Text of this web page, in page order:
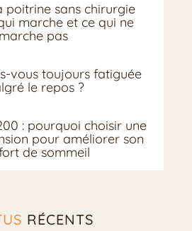
poitrine sans chirurgie
marche et ce qui ne
marche pas
vous toujours fatiguée
le repos ?
: pourquoi choisir une
pour améliorer son
de sommeil
RÉCENTS